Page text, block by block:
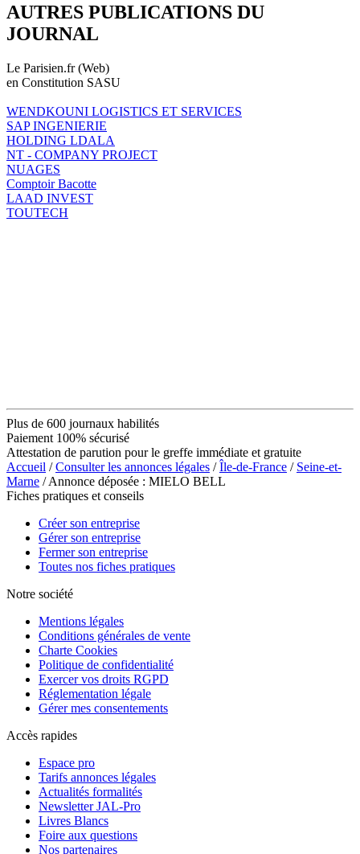
AUTRES PUBLICATIONS DU
JOURNAL
Le Parisien.fr (Web)
en Constitution SASU
WENDKOUNI LOGISTICS ET SERVICES
SAP INGENIERIE
HOLDING LDALA
NT - COMPANY PROJECT
NUAGES
Comptoir Bacotte
LAAD INVEST
TOUTECH
Plus de 600 journaux habilités
Paiement 100% sécurisé
Attestation de parution pour le greffe immédiate et gratuite
Accueil /Consulter les annonces légales /Île-de-France / Seine-et-
Marne / Annonce déposée : MIELO BELL
Fiches pratiques et conseils
Créer son entreprise
Gérer son entreprise
Fermer son entreprise
Toutes nos fiches pratiques
Notre société
Mentions légales
Conditions générales de vente
Charte Cookies
Politique de confidentialité
Exercer vos droits RGPD
Réglementation légale
Gérer mes consentements
Accès rapides
Espace pro
Tarifs annonces légales
Actualités formalités
Newsletter JAL-Pro
Livres Blancs
Foire aux questions
Nos partenaires